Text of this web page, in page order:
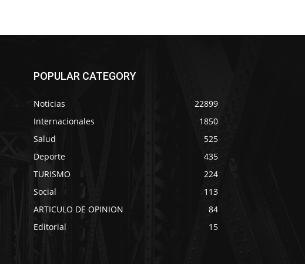
POPULAR CATEGORY
Noticias
22899
Internacionales
1850
Salud
525
Deporte
435
TURISMO
224
Social
113
ARTICULO DE OPINION
84
Editorial
15